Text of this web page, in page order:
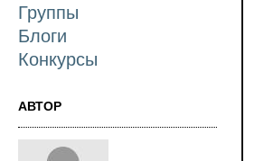
Группы
Блоги
Конкурсы
АВТОР